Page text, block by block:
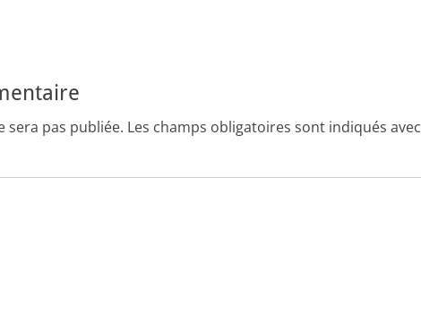
sera pas publiée. Les champs obligatoires sont indiqués avec